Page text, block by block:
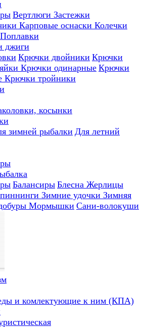
Вертлюги Застежки
Карповые оснаски Колечки
Поплавки
джиги
Крючки двойники Крючки
Крючки одинарные Крючки
Крючки тройники
косынки
зимней рыбалки Для летний
Балансиры Блесна Жерлицы
Зимние удочки Зимняя
Мормышки Сани-волокуши
и комлектующие к ним (КПА)